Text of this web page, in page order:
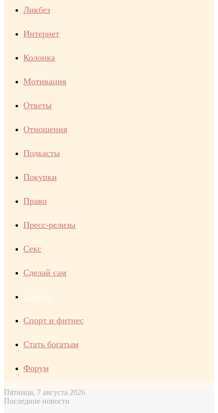
Ликбез
Интернет
Колонка
Мотивация
Ответы
Отношения
Подкасты
Покупки
Право
Пресс-релизы
Секс
Сделай сам
Советы
Спорт и фитнес
Стать богатым
Форум
Пятница, 7 августа 2026
Последние новости